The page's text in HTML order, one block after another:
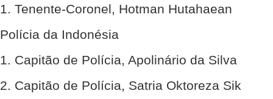
1. Tenente-Coronel, Hotman Hutahaean
Polícia da Indonésia
1. Capitão de Polícia, Apolinário da Silva
2. Capitão de Polícia, Satria Oktoreza Sik